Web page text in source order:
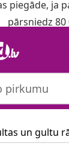
piegāde, ja
pārsniedz 80
un gultu